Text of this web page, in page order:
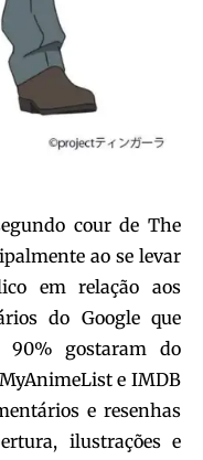
cour de The
ao se levar
em relação aos
do Google que
gostaram do
e IMDB
e resenhas
ilustrações e